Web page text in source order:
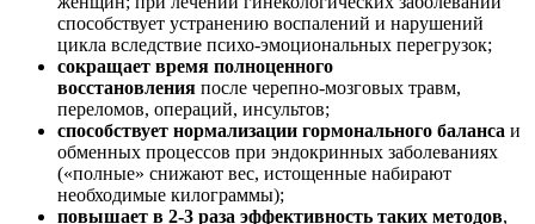
способствует устранению воспалений и нарушений
цикла вследствие психо-эмоциональных перегрузок;
сокращает время полноценного
восстановления после черепно-мозговых травм,
переломов, операций, инсультов;
способствует нормализации гормонального баланса и
обменных процессов при эндокринных заболеваниях
(«полные» снижают вес, истощенные набирают
необходимые килограммы);
повышает в 2-3 раза эффективность таких методов,